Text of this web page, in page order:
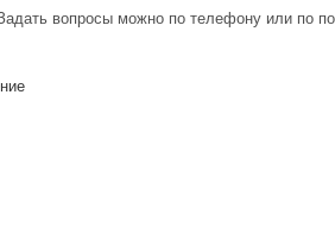
вопросы можно по телефону или по